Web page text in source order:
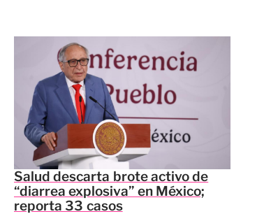
Salud descarta brote activo de
“diarrea explosiva” en México;
reporta 33 casos